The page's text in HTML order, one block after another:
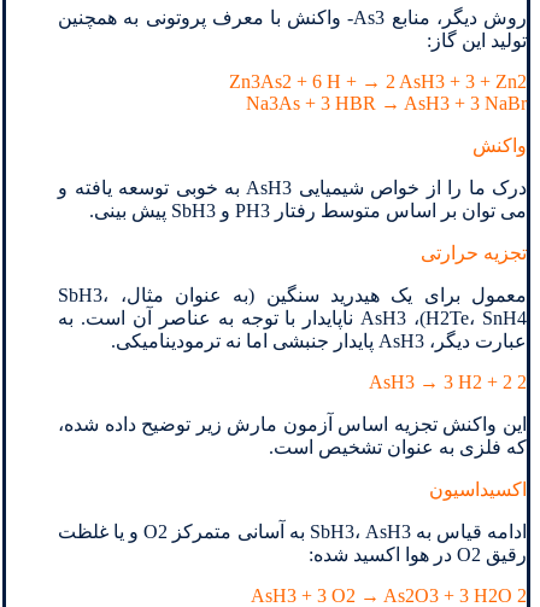
روش دیگر، منابع As3- واکنش با معرف پروتونی به همچنین
تولید این گاز:
Zn3As2 + 6 H + → 2 AsH3 + 3 + Zn2
Na3As + 3 HBR → AsH3 + 3 NaBr
واکنش
درک ما را از خواص شیمیایی AsH3 به خوبی توسعه یافته و
می توان بر اساس متوسط رفتار PH3 و SbH3 پیش بینی.
تجزیه حرارتی
معمول برای یک هیدرید سنگین (به عنوان مثال، SbH3،
H2Te، SnH4)، AsH3 ناپایدار با توجه به عناصر آن است. به
عبارت دیگر، AsH3 پایدار جنبشی اما نه ترمودینامیکی.
2 AsH3 → 3 H2 + 2
این واکنش تجزیه اساس آزمون مارش زیر توضیح داده شده،
که فلزی به عنوان تشخیص است.
اکسیداسیون
ادامه قیاس به SbH3، AsH3 به آسانی متمرکز O2 و یا غلظت
رقیق O2 در هوا اکسید شده:
2 AsH3 + 3 O2 → As2O3 + 3 H2O